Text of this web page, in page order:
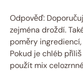
Odpověď:
zejména droždí.
poměry
Pokud je chléb
použít mix